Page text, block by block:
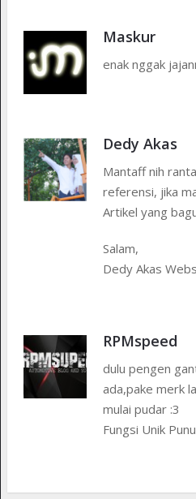
Maskur
enak nggak
Dedy Akas
Mantaff nih
referensi, jika
Artikel yang
Salam,
Dedy Akas
RPMspeed
dulu pengen
ada,pake merk
mulai pudar :3
Fungsi Unik